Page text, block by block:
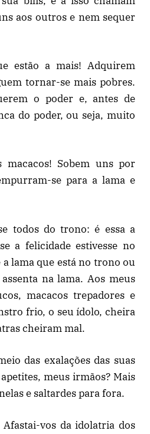
aos outros e nem sequer
estão a mais! Adquirem
tornar-se mais pobres.
o poder e, antes de
do poder, ou seja, muito
macacos! Sobem uns por
se para a lama e
todos do trono: é essa a
a felicidade estivesse no
lama que está no trono ou
na lama. Aos meus
macacos trepadores e
frio, o seu ídolo, cheira
cheiram mal.
das exalações das suas
meus irmãos? Mais
e saltardes para fora.
vos da idolatria dos